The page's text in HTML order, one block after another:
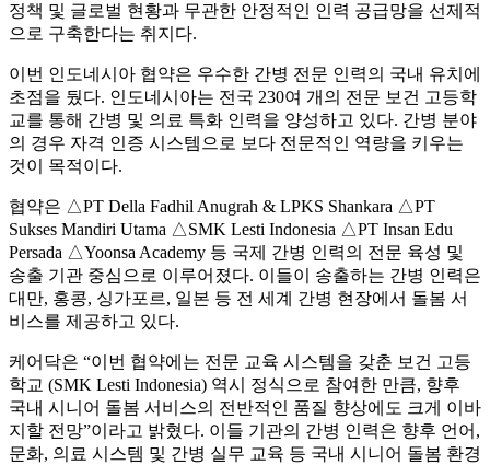
정책 및 글로벌 현황과 무관한 안정적인 인력 공급망을 선제적
으로 구축한다는 취지다.
이번 인도네시아 협약은 우수한 간병 전문 인력의 국내 유치에
초점을 뒀다. 인도네시아는 전국 230여 개의 전문 보건 고등학
교를 통해 간병 및 의료 특화 인력을 양성하고 있다. 간병 분야
의 경우 자격 인증 시스템으로 보다 전문적인 역량을 키우는
것이 목적이다.
협약은 △PT Della Fadhil Anugrah & LPKS Shankara △PT
Sukses Mandiri Utama △SMK Lesti Indonesia △PT Insan Edu
Persada △Yoonsa Academy 등 국제 간병 인력의 전문 육성 및
송출 기관 중심으로 이루어졌다. 이들이 송출하는 간병 인력은
대만, 홍콩, 싱가포르, 일본 등 전 세계 간병 현장에서 돌봄 서
비스를 제공하고 있다.
케어닥은 “이번 협약에는 전문 교육 시스템을 갖춘 보건 고등
학교 (SMK Lesti Indonesia) 역시 정식으로 참여한 만큼, 향후
국내 시니어 돌봄 서비스의 전반적인 품질 향상에도 크게 이바
지할 전망”이라고 밝혔다. 이들 기관의 간병 인력은 향후 언어,
문화, 의료 시스템 및 간병 실무 교육 등 국내 시니어 돌봄 환경